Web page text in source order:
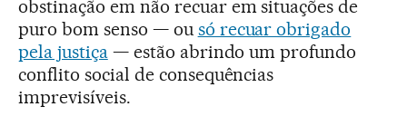
obstinação em não recuar em situações de
puro bom senso — ou só recuar obrigado
pela justiça— estão abrindo um profundo
conflito social de consequências
imprevisíveis.